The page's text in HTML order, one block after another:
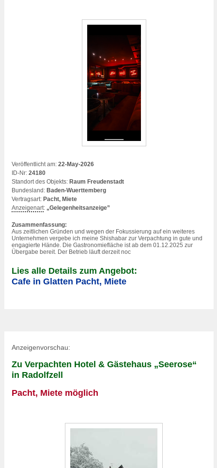
Veröffentlicht am: 22-May-2026
ID-Nr: 24180
Standort des Objekts: Raum Freudenstadt
Bundesland: Baden-Wuerttemberg
Vertragsart: Pacht, Miete
Anzeigenart: „Gelegenheitsanzeige”
Zusammenfassung:
Aus zeitlichen Gründen und wegen der Fokussierung auf ein weiteres
Unternehmen vergebe ich meine Shishabar zur Verpachtung in gute und
engagierte Hände. Die Gastronomiefläche ist ab dem 01.12.2025 zur
Übergabe bereit. Der Betrieb läuft derzeit noc
Lies alle Details zum Angebot:
Cafe in Glatten Pacht, Miete
Anzeigenvorschau:
Zu Verpachten Hotel & Gästehaus „Seerose“
in Radolfzell
Pacht, Miete möglich